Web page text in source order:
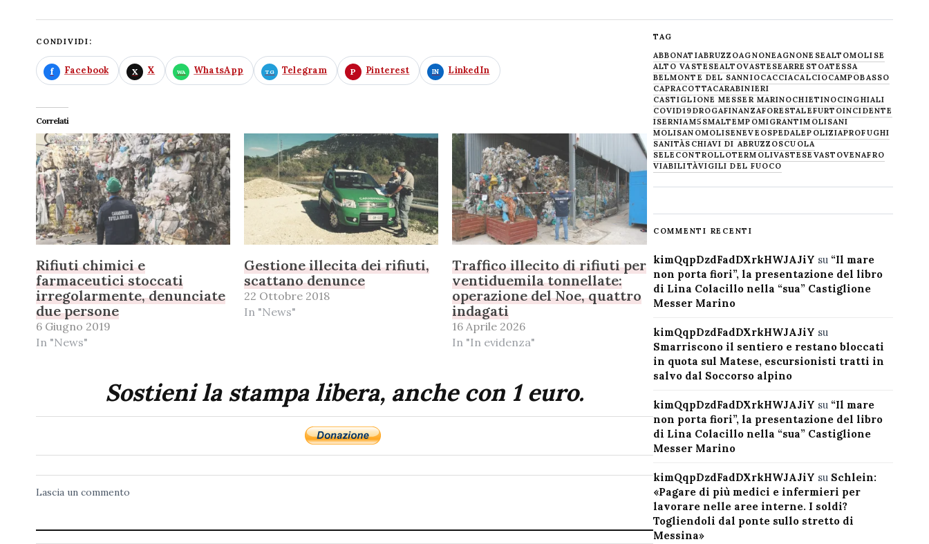
CONDIVIDI:
Facebook X WhatsApp Telegram Pinterest LinkedIn
Correlati
Rifiuti chimici e
farmaceutici stoccati
irregolarmente, denunciate
due persone
6 Giugno 2019
In "News"
Gestione illecita dei rifiuti,
scattano denunce
22 Ottobre 2018
In "News"
Traffico illecito di rifiuti per
ventiduemila tonnellate:
operazione del Noe, quattro
indagati
16 Aprile 2026
In "In evidenza"
Sostieni la stampa libera, anche con 1 euro.
Lascia un commento
TAG
ABBONATIABRUZZOAGNONEAGNONESEALTOMOLISE
ALTO VASTESEALTOVASTESEARRESTOATESSA
BELMONTE DEL SANNIOCACCIACALCIOCAMPOBASSO
CAPRACOTTACARABINIERI
CASTIGLIONE MESSER MARINOCHIETINOCINGHIALI
COVID19DROGAFINANZAFORESTALEFURTOINCIDENTE
ISERNIAM5SMALTEMPOMIGRANTIMOLISANI
MOLISANOMOLISENEVE OSPEDALEPOLIZIAPROFUGHI
SANITÀSCHIAVI DI ABRUZZOSCUOLA
SELECONTROLLOTERMOLIVASTESE VASTOVENAFRO
VIABILITÀVIGILI DEL FUOCO
COMMENTI RECENTI
kimQqpDzdFadDXrkHWJAJiY su “Il mare
non porta fiori”, la presentazione del libro
di Lina Colacillo nella “sua” Castiglione
Messer Marino
kimQqpDzdFadDXrkHWJAJiY su
Smarriscono il sentiero e restano bloccati
in quota sul Matese, escursionisti tratti in
salvo dal Soccorso alpino
kimQqpDzdFadDXrkHWJAJiY su “Il mare
non porta fiori”, la presentazione del libro
di Lina Colacillo nella “sua” Castiglione
Messer Marino
kimQqpDzdFadDXrkHWJAJiY su Schlein:
«Pagare di più medici e infermieri per
lavorare nelle aree interne. I soldi?
Togliendoli dal ponte sullo stretto di
Messina»